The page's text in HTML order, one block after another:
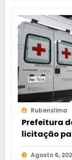
Rubenslima
Prefeitura
licitação
de
Agosto 6,